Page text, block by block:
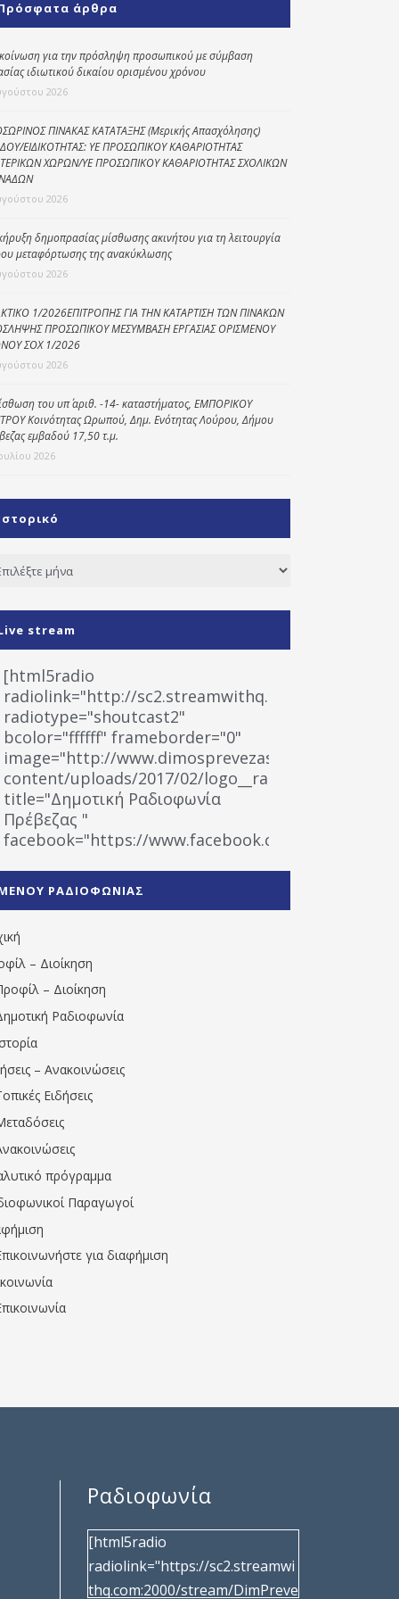
Kοινωνικό
φαρμακείο
Πρόγραμμα
“Βοήθεια στο σπίτι”
Κέντρο Ημερήσιας
Φροντίδας
άρθρα
για την πρόσληψη προσωπικού με σύμβαση
ιδιωτικού δικαίου ορισμένου χρόνου
2026
ΠΙΝΑΚΑΣ ΚΑΤΑΤΑΞΗΣ (Μερικής Απασχόλησης)
ΕΙΔΙΚΟΤΗΤΑΣ: ΥΕ ΠΡΟΣΩΠΙΚΟΥ ΚΑΘΑΡΙΟΤΗΤΑΣ
ΧΩΡΩΝ/ΥΕ ΠΡΟΣΩΠΙΚΟΥ ΚΑΘΑΡΙΟΤΗΤΑΣ ΣΧΟΛΙΚΩΝ
2026
δημοπρασίας μίσθωσης ακινήτου για τη λειτουργία
μεταφόρτωσης της ανακύκλωσης
2026
1/2026ΕΠΙΤΡΟΠΗΣ ΓΙΑ ΤΗΝ ΚΑΤΑΡΤΙΣΗ ΤΩΝ ΠΙΝΑΚΩΝ
ΠΡΟΣΩΠΙΚΟΥ ΜΕΣΥΜΒΑΣΗ ΕΡΓΑΣΙΑΣ ΟΡΙΣΜΕΝΟΥ
ΣΟΧ 1/2026
2026
του υπ΄ αριθ. -14- καταστήματος, ΕΜΠΟΡΙΚΟΥ
Κοινότητας Ωρωπού, Δημ. Ενότητας Λούρου, Δήμου
εμβαδού 17,50 τ.μ.
2026
stream
[html5radio
radiolink="http://sc2.streamwithq.com:8028/
radiotype="shoutcast2"
bcolor="ffffff" frameborder="0"
image="http://www.dimosprevezas.gr/wp-
content/uploads/2017/02/logo__radiofonias.jpg"
title="Δημοτική Ραδιοφωνία
Πρέβεζας "
facebook="https://www.facebook.com/
1531194763766854/" artist="" ]
ΡΑΔΙΟΦΩΝΙΑΣ
– Διοίκηση
– Διοίκηση
Ραδιοφωνία
– Ανακοινώσεις
Ειδήσεις
πρόγραμμα
Παραγωγοί
για διαφήμιση
Ραδιοφωνία
[html5radio
radiolink="https://sc2.streamwi
thq.com:2000/stream/DimPreve